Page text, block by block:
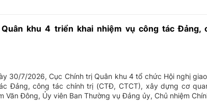
khu 4 triển khai nhiệm vụ công tác Đảng,
2026, Cục Chính trị Quân khu 4 tổ chức Hội nghị giao
Đảng, công tác chính trị (CTĐ, CTCT), xây dựng cơ
Văn Đông, Ủy viên Ban Thường vụ Đảng ủy, Chủ nhiệm